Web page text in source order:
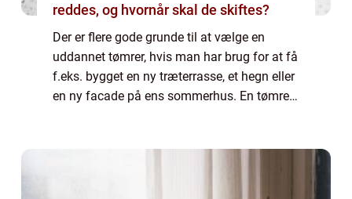
reddes, og hvornår skal de skiftes?
Der er flere gode grunde til at vælge en
uddannet tømrer, hvis man har brug for at få
f.eks. bygget en ny træterrasse, et hegn eller
en ny facade på ens sommerhus. En tømrer